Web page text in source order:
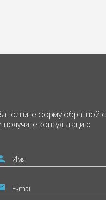
формуобратной
получите консультацию